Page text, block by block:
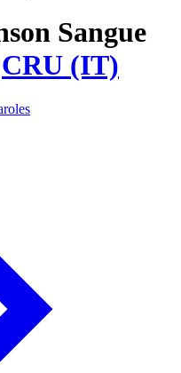
Sangue
CRU (IT)